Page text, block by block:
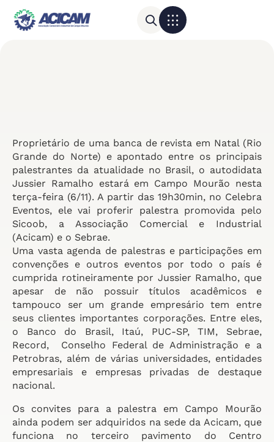
Proprietário de uma banca de revista em Natal (Rio
Grande do Norte) e apontado entre os principais
palestrantes da atualidade no Brasil, o autodidata
Jussier Ramalho estará em Campo Mourão nesta
terça-feira (6/11). A partir das 19h30min, no Celebra
Eventos, ele vai proferir palestra promovida pelo
Sicoob, a Associação Comercial e Industrial
(Acicam) e o Sebrae.
Uma vasta agenda de palestras e participações em
convenções e outros eventos por todo o país é
cumprida rotineiramente por Jussier Ramalho, que
apesar de não possuir títulos acadêmicos e
tampouco ser um grande empresário tem entre
seus clientes importantes corporações. Entre eles,
o Banco do Brasil, Itaú, PUC-SP, TIM, Sebrae,
Record, Conselho Federal de Administração e a
Petrobras, além de várias universidades, entidades
empresariais e empresas privadas de destaque
nacional.
Os convites para a palestra em Campo Mourão
ainda podem ser adquiridos na sede da Acicam, que
funciona no terceiro pavimento do Centro